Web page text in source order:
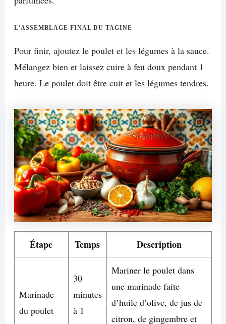
L’ASSEMBLAGE FINAL DU TAGINE
Pour finir, ajoutez le poulet et les légumes à la sauce.
Mélangez bien et laissez cuire à feu doux pendant 1
heure. Le poulet doit être cuit et les légumes tendres.
Étape Temps Description
Marinade
du poulet
30
minutes
à 1
Mariner le poulet dans
une marinade faite
d’huile d’olive, de jus de
citron, de gingembre et